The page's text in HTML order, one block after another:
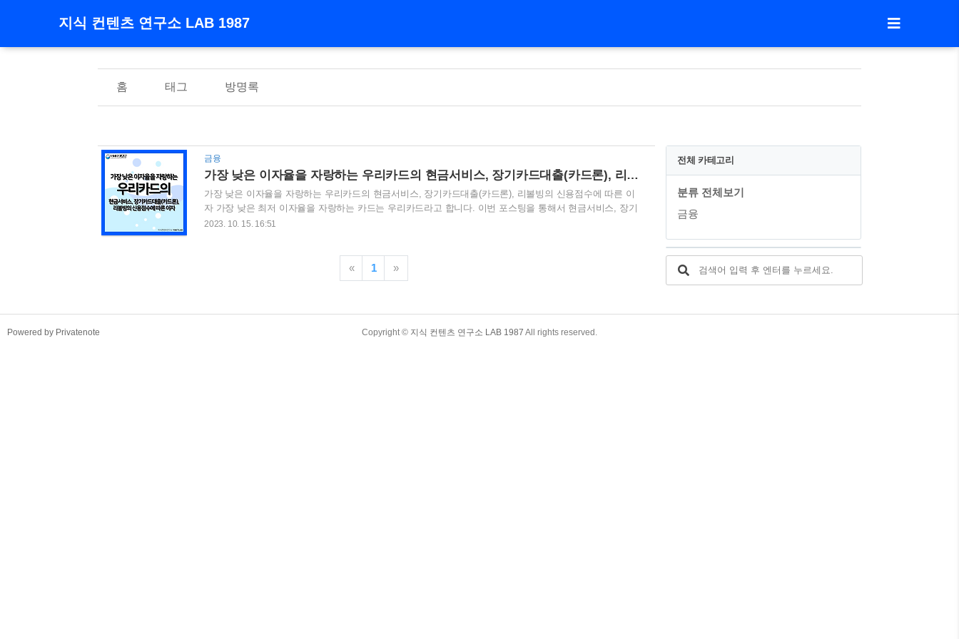
지식 컨텐츠 연구소 LAB 1987
홈 태그 방명록
금융
가장 낮은 이자율을 자랑하는 우리카드의 현금서비스, 장기카드대출(카드론), 리볼빙의 신용점수에 따른 이자
가장 낮은 이자율을 자랑하는 우리카드의 현금서비스, 장기카드대출(카드론), 리볼빙의 신용점수에 따른 이
자 가장 낮은 최저 이자율을 자랑하는 카드는 우리카드라고 합니다. 이번 포스팅을 통해서 현금서비스, 장기
카드대출(카드론), 리볼빙의 신용 점수에 따른 이자에 대해서 알아보겠습니다. 목차 1. 최저이자율의 우리카
리카드 각종 대출 이용의 유의사항 1. 최저이자율의 우리카드 신용카드를 이용한 각종 대출들 중에서 최저이
자율이 어떤 카드인지 알고 계신가요? 지난 2023년 9월 기사에 의하면 최저이..
2023. 10. 15. 16:51
« 1 »
전체 카테고리
분류 전체보기
금융
Powered by Privatenote Copyright © 지식 컨텐츠 연구소 LAB 1987 All rights reserved.
TistoryWhaleSkin3.4